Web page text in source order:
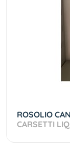
ROSOLIO
CARSETTI